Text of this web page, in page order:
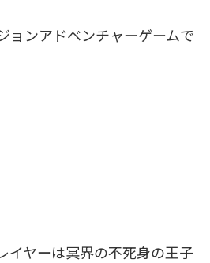
ョンアドベンチャーゲームで
イヤーは冥界の不死身の王子